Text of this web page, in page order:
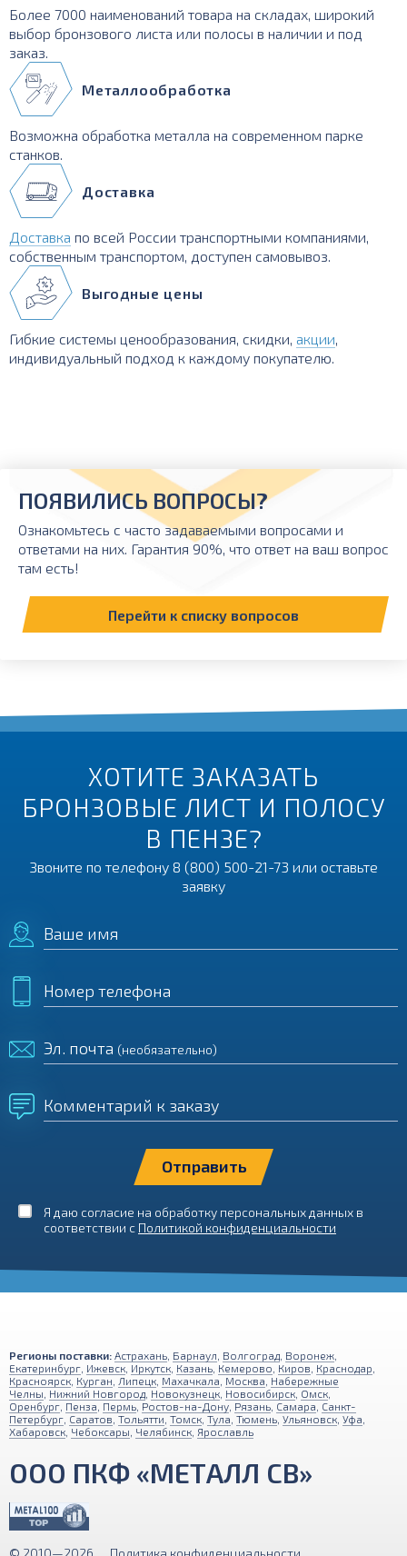
Более 7000 наименований товара на складах, широкий
выбор бронзового листа или полосы в наличии и под
заказ.
Металлообработка
Возможна обработка металла на современном парке
станков.
Доставка
Доставка по всей России транспортными компаниями,
собственным транспортом, доступен самовывоз.
Выгодные цены
Гибкие системы ценообразования, скидки, акции,
индивидуальный подход к каждому покупателю.
ХОТИТЕ ЗАКАЗАТЬ
БРОНЗОВЫЕ ЛИСТ И ПОЛОСУ
В ПЕНЗЕ?
Звоните по телефону 8 (800) 500-21-73 или оставьте
заявку
Ваше имя
Номер телефона
Эл. почта (необязательно)
Комментарий к заказу
Я даю согласие на обработку персональных данных в
соответствии с Политикой конфиденциальности
ПОЯВИЛИСЬ ВОПРОСЫ?
Ознакомьтесь с часто задаваемыми вопросами и
ответами на них. Гарантия 90%, что ответ на ваш вопрос
там есть!
Перейти к списку вопросов
Регионы поставки: Астрахань Барнаул Волгоград Воронеж
Екатеринбург Ижевск Иркутск Казань Кемерово Киров Краснодар
Красноярск Курган Липецк Махачкала Москва Набережные
Челны Нижний Новгород Новокузнецк Новосибирск Омск
Оренбург Пенза Пермь Ростов-на-Дону Рязань Самара Санкт-
Петербург Саратов Тольятти Томск Тула Тюмень Ульяновск Уфа
Хабаровск Чебоксары Челябинск Ярославль
ООО ПКФ «МЕТАЛЛ СВ»
© 2010—2026 Политика конфиденциальности